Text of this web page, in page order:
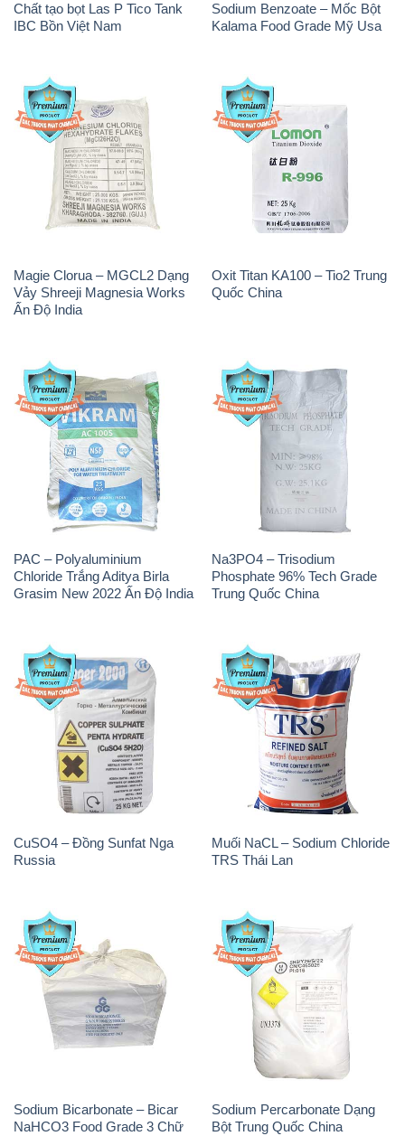
Chất tạo bọt Las P Tico Tank
IBC Bồn Việt Nam
Sodium Benzoate – Mốc Bột
Kalama Food Grade Mỹ Usa
Magie Clorua – MGCL2 Dạng
Vảy Shreeji Magnesia Works
Ấn Độ India
Oxit Titan KA100 – Tio2 Trung
Quốc China
PAC – Polyaluminium
Chloride Trắng Aditya Birla
Grasim New 2022 Ấn Độ India
Na3PO4 – Trisodium
Phosphate 96% Tech Grade
Trung Quốc China
CuSO4 – Đồng Sunfat Nga
Russia
Muối NaCL – Sodium Chloride
TRS Thái Lan
Sodium Bicarbonate – Bicar
NaHCO3 Food Grade 3 Chữ
Sodium Percarbonate Dạng
Bột Trung Quốc China